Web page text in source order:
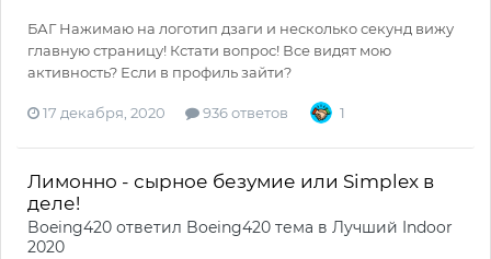
БАГ Нажимаю на логотип дзаги и несколько секунд вижу
главную страницу! Кстати вопрос! Все видят мою
активность? Если в профиль зайти?
17 декабря, 2020 936 ответов 1
Лимонно - сырное безумие или Simplex в
деле!
Boeing420 ответил Boeing420 тема в Лучший Indoor
2020